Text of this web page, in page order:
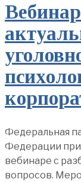
Федеральная
Федерации
вебинаре с
вопросов.